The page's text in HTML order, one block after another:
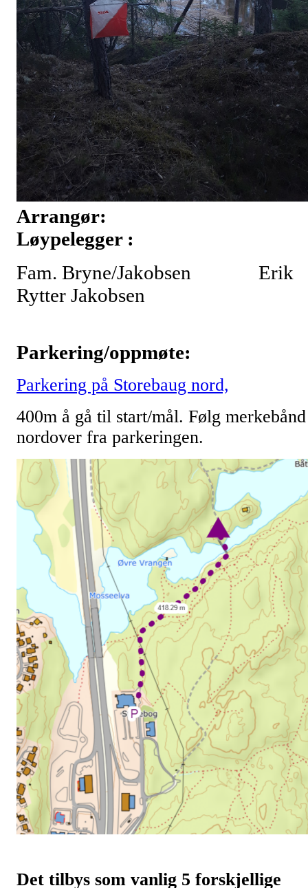
Arrangør:
Løypelegger :
Fam. Bryne/Jakobsen Erik
Rytter Jakobsen
Parkering/oppmøte:
Parkering på Storebaug nord,
400m å gå til start/mål. Følg merkebånd
nordover fra parkeringen.
Det tilbys som vanlig 5 forskjellige